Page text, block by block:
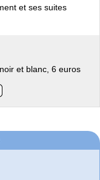
et ses suites
et blanc, 6 euros